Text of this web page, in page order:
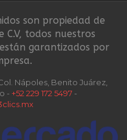
son propiedad de
C.V, todos nuestros
garantizados por
Nápoles, Benito Juárez,
- +52 229 172 5497-